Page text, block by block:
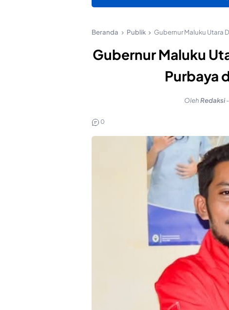
Beranda Publik Gubernur Maluku Utara
Gubernur Maluku
Purbaya
OlehRedaksi-
0